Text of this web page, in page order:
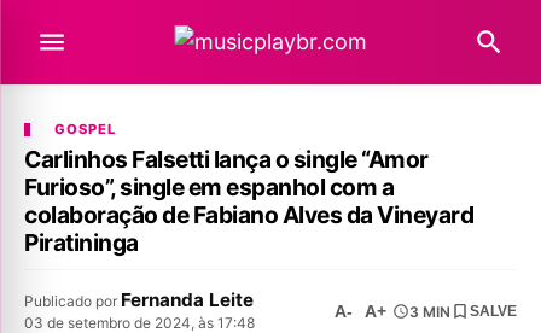
GOSPEL
Carlinhos Falsetti lança o single “Amor
Furioso”, single em espanhol com a
colaboração de Fabiano Alves da Vineyard
Piratininga
Publicado por Fernanda Leite
03 de setembro de 2024, às 17:48
A- A+ 3 MIN SALVE